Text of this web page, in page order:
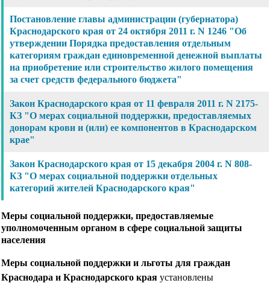
Постановление главы администрации (губернатора)
Краснодарского края от 24 октября 2011 г. N 1246 "Об
утверждении Порядка предоставления отдельным
категориям граждан единовременной денежной выплаты
на приобретение или строительство жилого помещения
за счет средств федерального бюджета"
Закон Краснодарского края от 11 февраля 2011 г. N 2175-
КЗ "О мерах социальной поддержки, предоставляемых
донорам крови и (или) ее компонентов в Краснодарском
крае"
Закон Краснодарского края от 15 декабря 2004 г. N 808-
КЗ "О мерах социальной поддержки отдельных
категорий жителей Краснодарского края"
Меры социальной поддержки, предоставляемые
уполномоченным органом в сфере социальной защиты
населения
Меры социальной поддержки и льготы для граждан
Краснодара и Краснодарского края установлены